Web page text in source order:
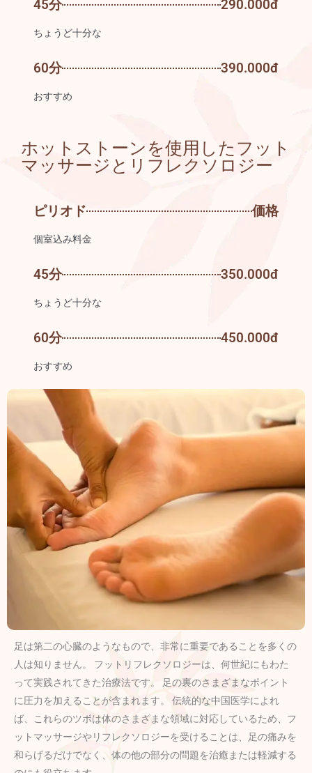
45分 290.000đ
ちょうど十分な
60分 390.000đ
おすすめ
ホットストーンを使用したフット
マッサージとリフレクソロジー
ピリオド 価格
個室込み料金
45分 350.000đ
ちょうど十分な
60分 450.000đ
おすすめ
足は第二の心臓のようなもので、非常に重要であることを多くの
人は知りません。 フットリフレクソロジーは、何世紀にもわた
って実践されてきた治療法です。 足の裏のさまざまなポイント
に圧力を加えることが含まれます。 伝統的な中国医学によれ
ば、これらのツボは体のさまざまな領域に対応しているため、フ
ットマッサージやリフレクソロジーを受けることは、足の痛みを
和らげるだけでなく、体の他の部分の問題を治癒または軽減する